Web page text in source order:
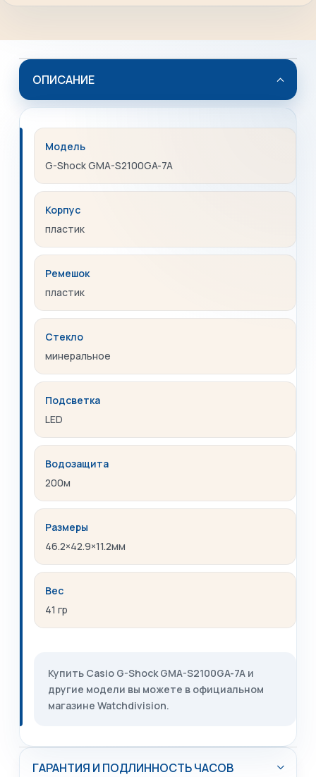
ОПИСАНИЕ
Модель
G-Shock GMA-S2100GA-7A
Корпус
пластик
Ремешок
пластик
Стекло
минеральное
Подсветка
LED
Водозащита
200м
Размеры
46.2×42.9×11.2мм
Вес
41 гр
Купить Casio G-Shock GMA-S2100GA-7A и
другие модели вы можете в официальном
магазине Watchdivision.
ГАРАНТИЯ И ПОДЛИННОСТЬ ЧАСОВ